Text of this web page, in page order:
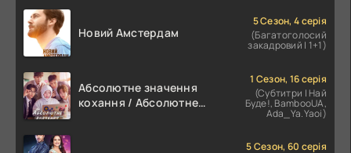
Новий Амстердам
5 Сезон, 4 серія
(Багатоголосий
закадровий | 1+1)
Абсолютне значення
кохання / Абсолютне
1 Сезон, 16 серія
(Субтитри | Най
Буде!, BambooUA,
Ada_Ya.Yaoi)
5 Сезон, 60 серія